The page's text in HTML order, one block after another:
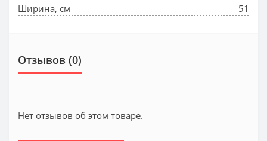
Ширина, см
51
Отзывов (0)
Нет отзывов об этом товаре.